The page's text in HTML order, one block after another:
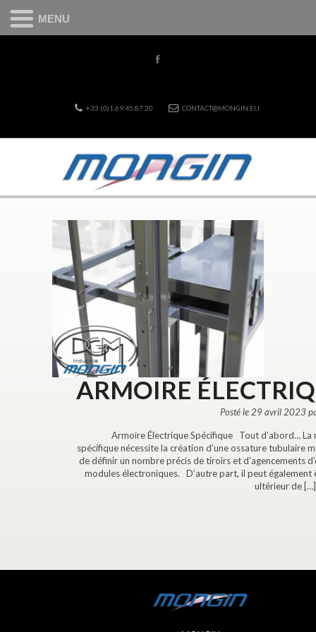
+33 (0)1.69.45.87.20 CONTACT@MONGIN.EU
ARMOIRE
Posté le 29 avril 2023
Armoire Électrique Spécifique Tout d’abord… La
spécifique nécessite la création d’une ossature tubulaire
de définir un nombre précis de tiroirs et d’agencements
modules électroniques. D’autre part, il peut
ultérieur de […]
MENU